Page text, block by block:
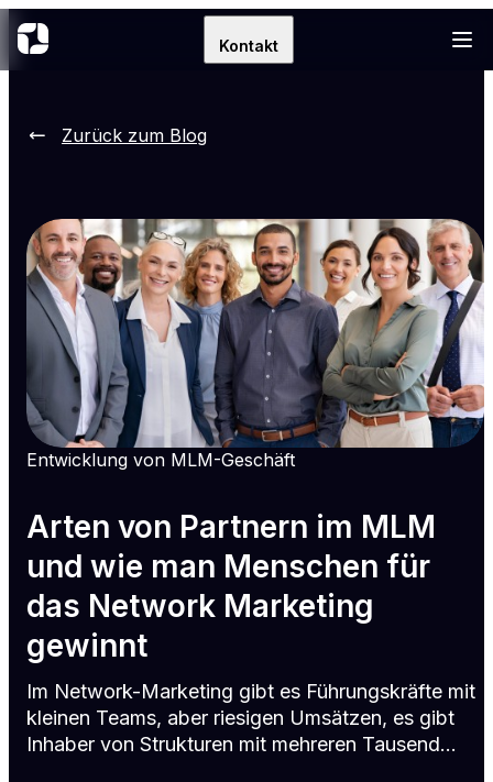
Kontakt
Zurück zum Blog
Entwicklung von MLM-Geschäft
Arten von Partnern im MLM
und wie man Menschen für
das Network Marketing
gewinnt
Im Network-Marketing gibt es Führungskräfte mit
kleinen Teams, aber riesigen Umsätzen, es gibt
Inhaber von Strukturen mit mehreren Tausend